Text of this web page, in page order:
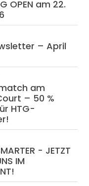
OPEN am 22.
– April
am
– 50 %
HTG-
- JETZT
IM